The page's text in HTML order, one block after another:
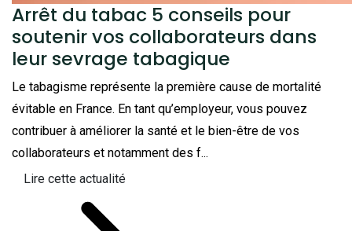
Arrêt du tabac 5 conseils pour
soutenir vos collaborateurs dans
leur sevrage tabagique
Le tabagisme représente la première cause de mortalité
évitable en France. En tant qu’employeur, vous pouvez
contribuer à améliorer la santé et le bien-être de vos
collaborateurs et notamment des f...
Lire cette actualité